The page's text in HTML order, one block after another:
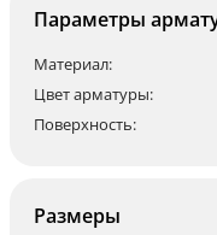
Параметры
Материал:
Цвет арматуры:
Поверхность:
Размеры